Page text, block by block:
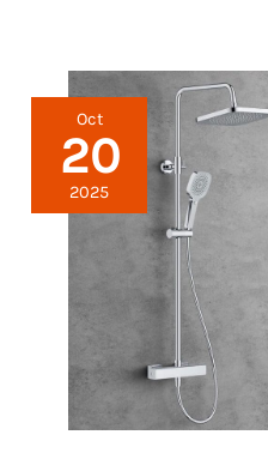
Oct
20
2025